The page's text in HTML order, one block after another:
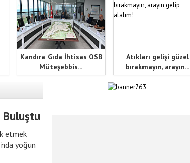
Kandıra Gıda İhtisas OSB
Müteşebbis...
Atıkları gelişi güzel
bırakmayın, arayın...
Buluştu
etmek
yoğun